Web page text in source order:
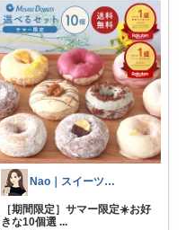
Nao｜スイーツROOM🍰
［期間限定］サマー限定☀️お好
きな10個選 ...